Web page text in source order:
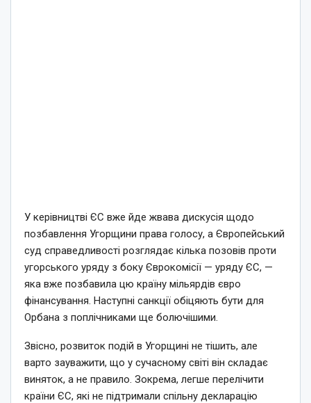
У керівництві ЄС вже йде жвава дискусія щодо
позбавлення Угорщини права голосу, а Європейський
суд справедливості розглядає кілька позовів проти
угорського уряду з боку Єврокомісії — уряду ЄС, —
яка вже позбавила цю країну мільярдів євро
фінансування. Наступні санкції обіцяють бути для
Орбана з поплічниками ще болючішими.
Звісно, розвиток подій в Угорщині не тішить, але
варто зауважити, що у сучасному світі він складає
виняток, а не правило. Зокрема, легше перелічити
країни ЄС, які не підтримали спільну декларацію